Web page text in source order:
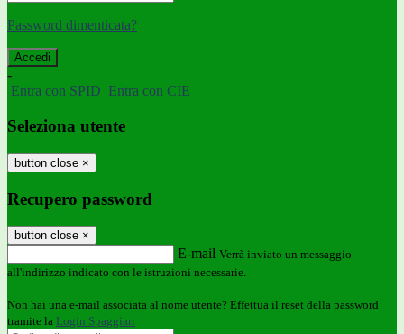
Password dimenticata?
-
Entra con SPID Entra con CIE
Seleziona utente
button close ×
Recupero password
button close ×
E-mail Verrà inviato un messaggio
all'indirizzo indicato con le istruzioni necessarie.
Non hai una e-mail associata al nome utente? Effettua il reset della password
tramite la Login Spaggiari